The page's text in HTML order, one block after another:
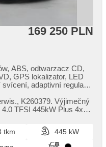
169 250 PLN
ABS, odtwarzacz CD,
GPS lokalizator, LED
adaptivní regulace
jízdy v jízdním pruhu,
lampy
automatické
odemykání,
centralne -
K260379. Výjimečný
TFSI 445kW Plus 4x4
tkm
445 kW